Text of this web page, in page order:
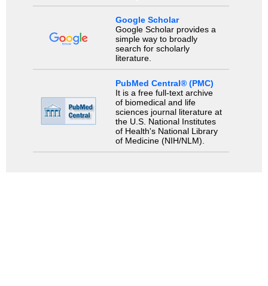
Google Scholar
Google Scholar provides a
simple way to broadly
search for scholarly
literature.
PubMed Central® (PMC)
It is a free full-text archive
of biomedical and life
sciences journal literature at
the U.S. National Institutes
of Health's National Library
of Medicine (NIH/NLM).